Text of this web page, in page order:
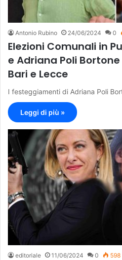
Antonio Rubino 24/06/2024 0
Elezioni Comunali in
e Adriana Poli
Bari e Lecce
I festeggiamenti di Adriana Poli
Leggi di più »
editoriale 11/06/2024 0 598